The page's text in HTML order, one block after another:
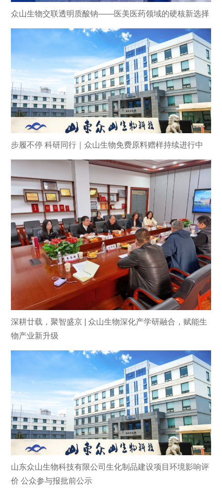
众山生物交联透明质酸钠——医美医药领域的硬核新选择
步履不停 科研同行｜众山生物免费原料赠样持续进行中
深耕廿载，聚智盛京 | 众山生物深化产学研融合，赋能生
物产业新升级
山东众山生物科技有限公司生化制品建设项目环境影响评
价 公众参与报批前公示